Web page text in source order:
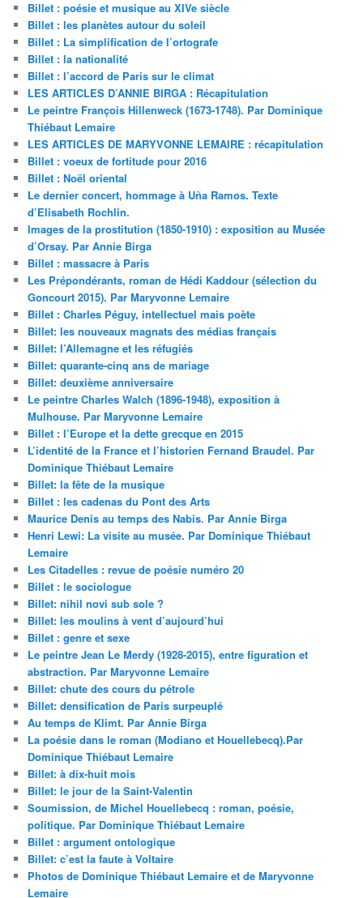
Billet : poésie et musique au XIVe siècle
Billet : les planètes autour du soleil
Billet : La simplification de l’ortografe
Billet : la nationalité
Billet : l’accord de Paris sur le climat
LES ARTICLES D’ANNIE BIRGA : Récapitulation
Le peintre François Hillenweck (1673-1748). Par Dominique
Thiébaut Lemaire
LES ARTICLES DE MARYVONNE LEMAIRE : récapitulation
Billet : voeux de fortitude pour 2016
Billet : Noël oriental
Le dernier concert, hommage à Uña Ramos. Texte
d’Elisabeth Rochlin.
Images de la prostitution (1850-1910) : exposition au Musée
d’Orsay. Par Annie Birga
Billet : massacre à Paris
Les Prépondérants, roman de Hédi Kaddour (sélection du
Goncourt 2015). Par Maryvonne Lemaire
Billet : Charles Péguy, intellectuel mais poète
Billet: les nouveaux magnats des médias français
Billet: l’Allemagne et les réfugiés
Billet: quarante-cinq ans de mariage
Billet: deuxième anniversaire
Le peintre Charles Walch (1896-1948), exposition à
Mulhouse. Par Maryvonne Lemaire
Billet : l’Europe et la dette grecque en 2015
L’identité de la France et l’historien Fernand Braudel. Par
Dominique Thiébaut Lemaire
Billet: la fête de la musique
Billet : les cadenas du Pont des Arts
Maurice Denis au temps des Nabis. Par Annie Birga
Henri Lewi: La visite au musée. Par Dominique Thiébaut
Lemaire
Les Citadelles : revue de poésie numéro 20
Billet : le sociologue
Billet: nihil novi sub sole ?
Billet: les moulins à vent d’aujourd’hui
Billet : genre et sexe
Le peintre Jean Le Merdy (1928-2015), entre figuration et
abstraction. Par Maryvonne Lemaire
Billet: chute des cours du pétrole
Billet: densification de Paris surpeuplé
Au temps de Klimt. Par Annie Birga
La poésie dans le roman (Modiano et Houellebecq).Par
Dominique Thiébaut Lemaire
Billet: à dix-huit mois
Billet: le jour de la Saint-Valentin
Soumission, de Michel Houellebecq : roman, poésie,
politique. Par Dominique Thiébaut Lemaire
Billet : argument ontologique
Billet: c’est la faute à Voltaire
Photos de Dominique Thiébaut Lemaire et de Maryvonne
Lemaire